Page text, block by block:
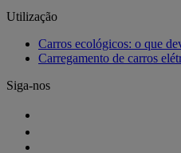
Utilização
Carros ecológicos: o que
Carregamento de carros
Siga-nos